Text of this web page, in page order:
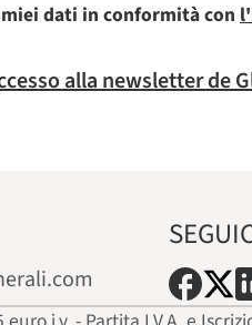
dati in conformità con
alla newsletter de